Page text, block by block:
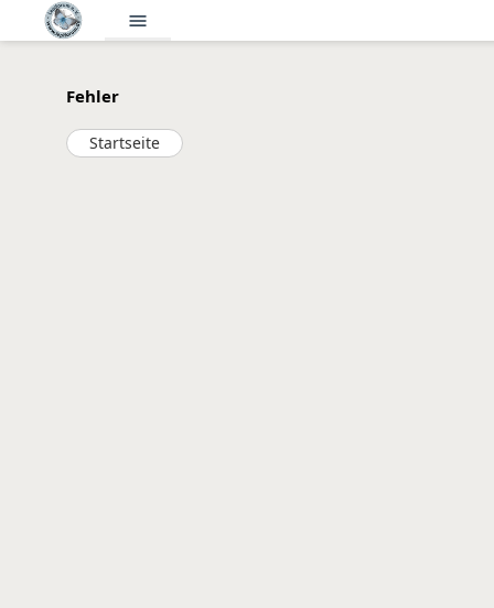
menu
Fehler
Startseite